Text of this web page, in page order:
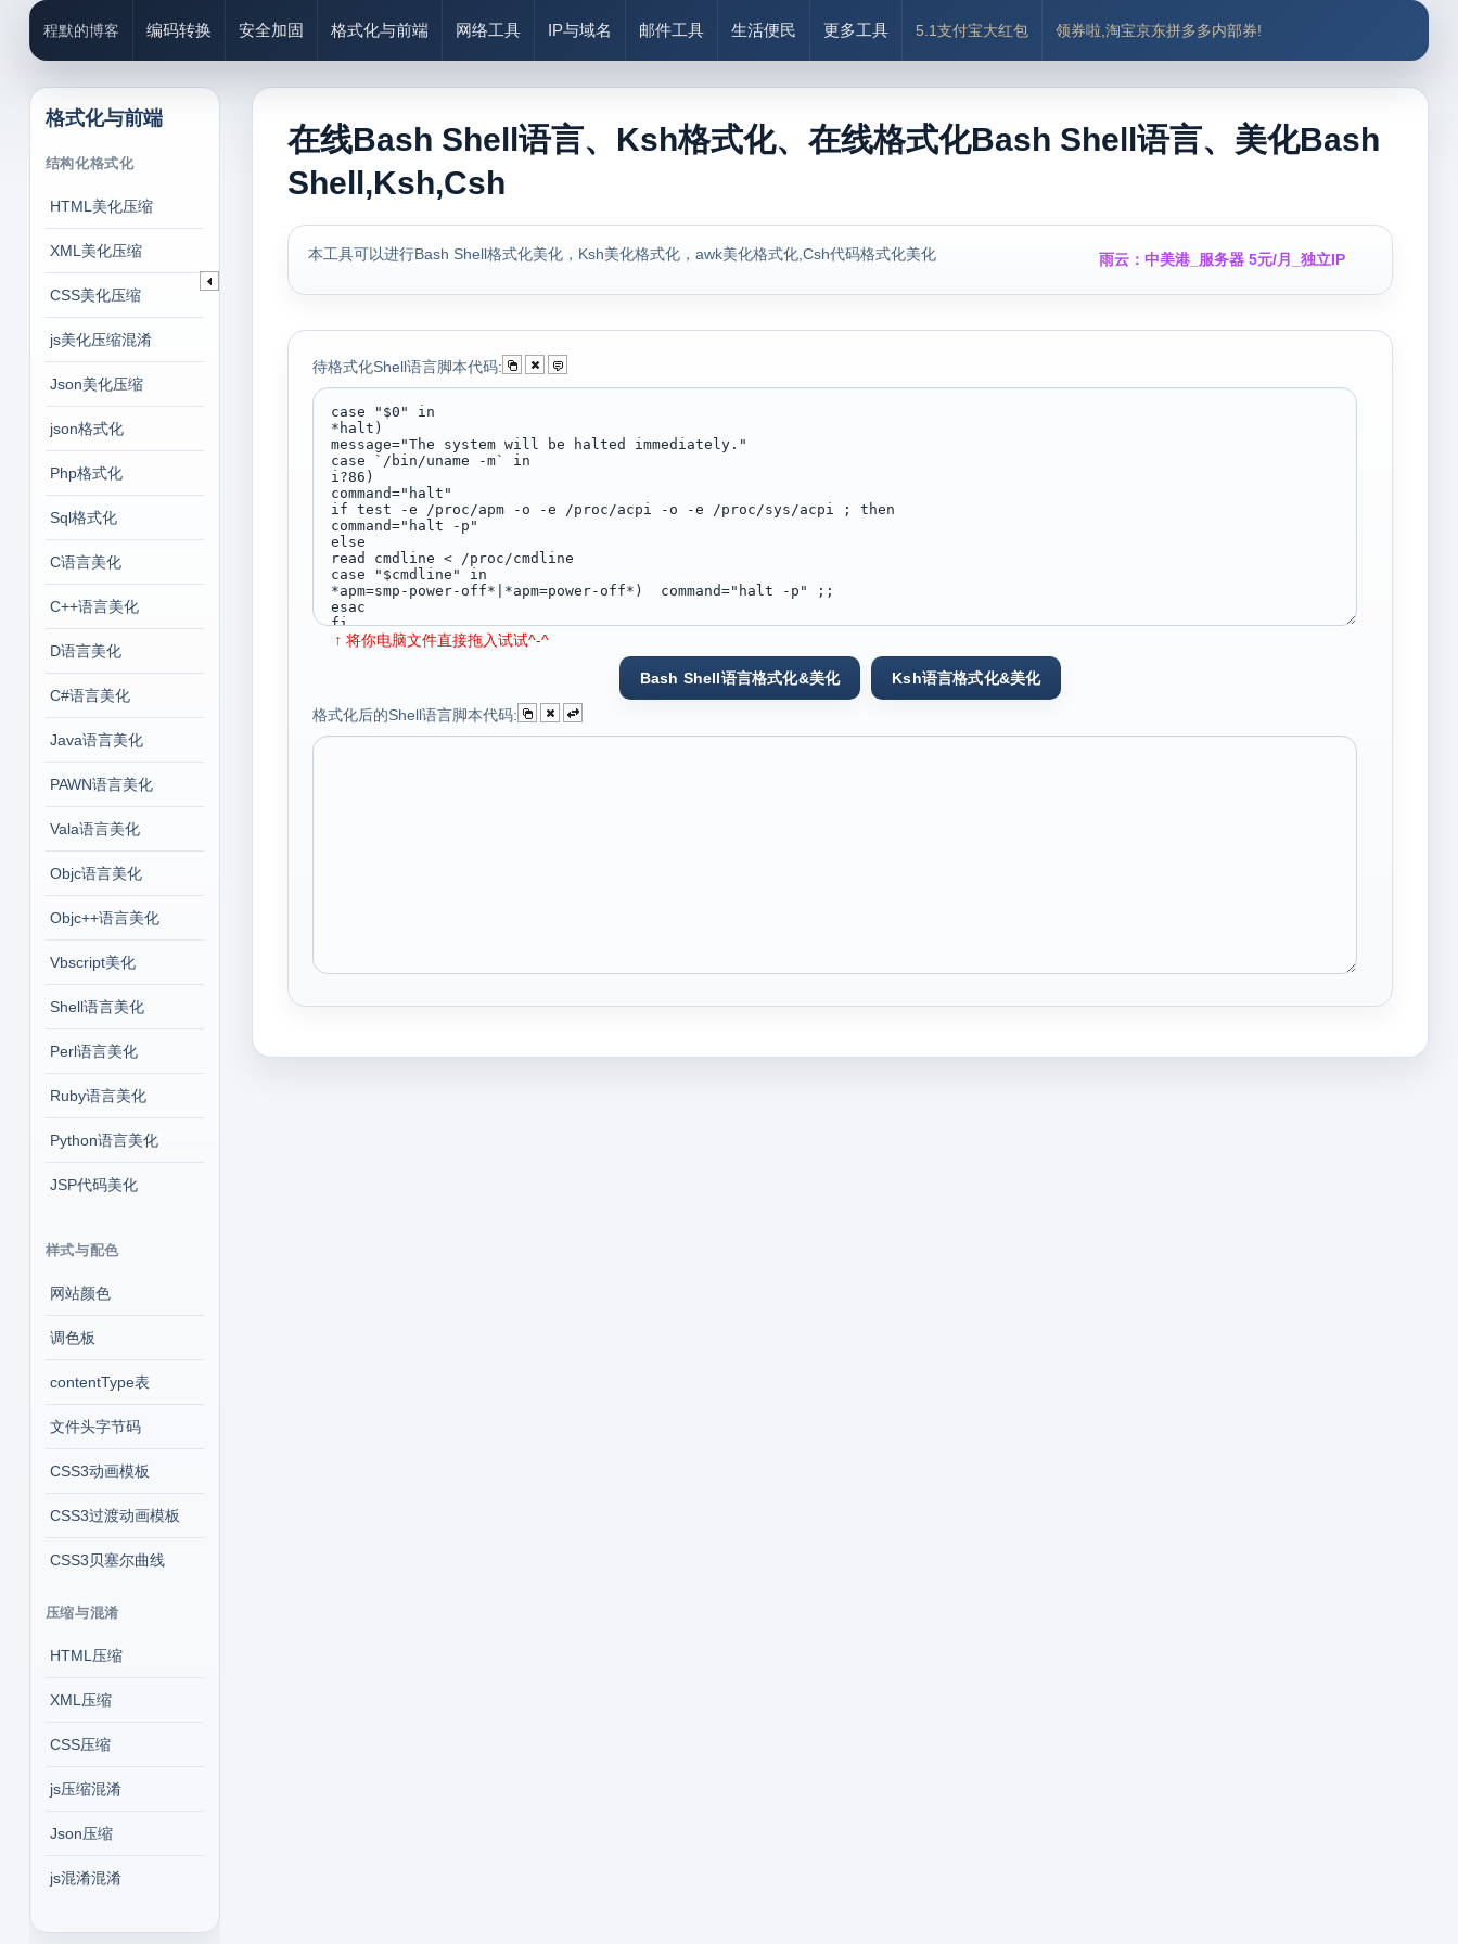
程默的博客 编码转换 安全加固 格式化与前端 网络工具 IP与域名 邮件工具 生活便民 更多工具 5.1支付宝大红包 领券啦,淘宝京东拼多多内部券!
格式化与前端
结构化格式化
HTML美化压缩
XML美化压缩
CSS美化压缩
js美化压缩混淆
Json美化压缩
json格式化
Php格式化
Sql格式化
C语言美化
C++语言美化
D语言美化
C#语言美化
Java语言美化
PAWN语言美化
Vala语言美化
Objc语言美化
Objc++语言美化
Vbscript美化
Shell语言美化
Perl语言美化
Ruby语言美化
Python语言美化
JSP代码美化
样式与配色
网站颜色
调色板
contentType表
文件头字节码
CSS3动画模板
CSS3过渡动画模板
CSS3贝塞尔曲线
压缩与混淆
HTML压缩
XML压缩
CSS压缩
js压缩混淆
Json压缩
js混淆混淆
在线Bash Shell语言、Ksh格式化、在线格式化Bash Shell语言、美化Bash
Shell,Ksh,Csh
本工具可以进行Bash Shell格式化美化，Ksh美化格式化，awk美化格式化,Csh代码格式化美化 雨云：中美港_服务器 5元/月_独立IP
待格式化Shell语言脚本代码:
↑ 将你电脑文件直接拖入试试^-^
格式化后的Shell语言脚本代码: